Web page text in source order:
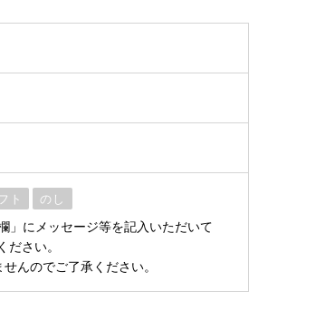
ト のし
」にメッセージ等を記入いただいて
さい。
んのでご了承ください。